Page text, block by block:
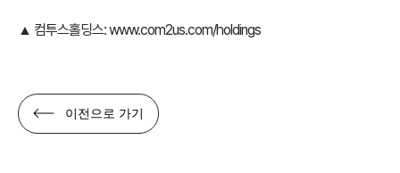
▲ 컴투스홀딩스:www.com2us.com/holdings
이전으로 가기